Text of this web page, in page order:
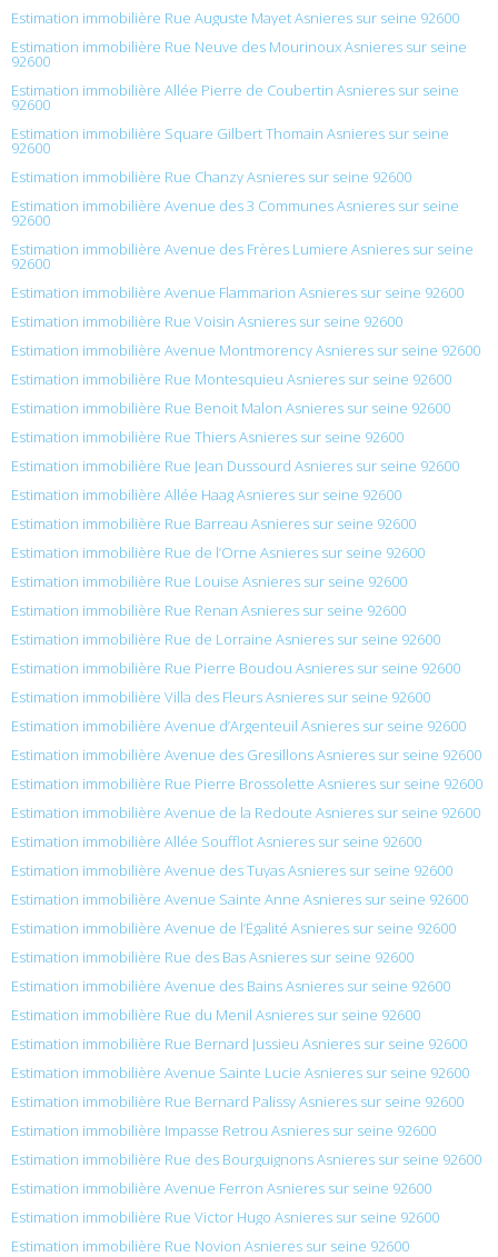
Estimation immobilière Rue Auguste Mayet Asnieres sur seine 92600
Estimation immobilière Rue Neuve des Mourinoux Asnieres sur seine
92600
Estimation immobilière Allée Pierre de Coubertin Asnieres sur seine
92600
Estimation immobilière Square Gilbert Thomain Asnieres sur seine
92600
Estimation immobilière Rue Chanzy Asnieres sur seine 92600
Estimation immobilière Avenue des 3 Communes Asnieres sur seine
92600
Estimation immobilière Avenue des Frères Lumiere Asnieres sur seine
92600
Estimation immobilière Avenue Flammarion Asnieres sur seine 92600
Estimation immobilière Rue Voisin Asnieres sur seine 92600
Estimation immobilière Avenue Montmorency Asnieres sur seine 92600
Estimation immobilière Rue Montesquieu Asnieres sur seine 92600
Estimation immobilière Rue Benoit Malon Asnieres sur seine 92600
Estimation immobilière Rue Thiers Asnieres sur seine 92600
Estimation immobilière Rue Jean Dussourd Asnieres sur seine 92600
Estimation immobilière Allée Haag Asnieres sur seine 92600
Estimation immobilière Rue Barreau Asnieres sur seine 92600
Estimation immobilière Rue de l’Orne Asnieres sur seine 92600
Estimation immobilière Rue Louise Asnieres sur seine 92600
Estimation immobilière Rue Renan Asnieres sur seine 92600
Estimation immobilière Rue de Lorraine Asnieres sur seine 92600
Estimation immobilière Rue Pierre Boudou Asnieres sur seine 92600
Estimation immobilière Villa des Fleurs Asnieres sur seine 92600
Estimation immobilière Avenue d’Argenteuil Asnieres sur seine 92600
Estimation immobilière Avenue des Gresillons Asnieres sur seine 92600
Estimation immobilière Rue Pierre Brossolette Asnieres sur seine 92600
Estimation immobilière Avenue de la Redoute Asnieres sur seine 92600
Estimation immobilière Allée Soufflot Asnieres sur seine 92600
Estimation immobilière Avenue des Tuyas Asnieres sur seine 92600
Estimation immobilière Avenue Sainte Anne Asnieres sur seine 92600
Estimation immobilière Avenue de l’Égalité Asnieres sur seine 92600
Estimation immobilière Rue des Bas Asnieres sur seine 92600
Estimation immobilière Avenue des Bains Asnieres sur seine 92600
Estimation immobilière Rue du Menil Asnieres sur seine 92600
Estimation immobilière Rue Bernard Jussieu Asnieres sur seine 92600
Estimation immobilière Avenue Sainte Lucie Asnieres sur seine 92600
Estimation immobilière Rue Bernard Palissy Asnieres sur seine 92600
Estimation immobilière Impasse Retrou Asnieres sur seine 92600
Estimation immobilière Rue des Bourguignons Asnieres sur seine 92600
Estimation immobilière Avenue Ferron Asnieres sur seine 92600
Estimation immobilière Rue Victor Hugo Asnieres sur seine 92600
Estimation immobilière Rue Novion Asnieres sur seine 92600